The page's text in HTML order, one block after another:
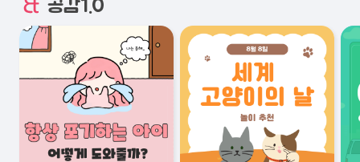
공감1.0